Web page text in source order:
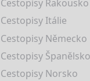
Cestopisy Rakousko
Cestopisy Itálie
Cestopisy Německo
Cestopisy Španělsko
Cestopisy Norsko